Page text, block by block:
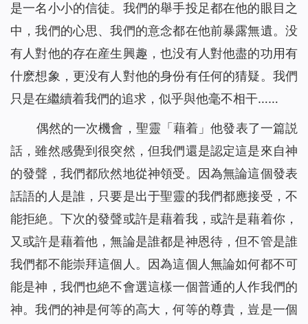
是一名小小的信徒。我們的舉手投足都在他的眼目之
中，我們的心思、我們的意念都在他前暴露無遺。没
有人對他的存在産生興趣，也没有人對他盡的功用有
什麽想象，更没有人對他的身份有任何的猜疑。我們
只是在繼續着我們的追求，似乎與他毫不相干……
偶然的一次機會，聖靈「藉着」他發表了一篇説
話，雖然感覺到很突然，但我們還是認定這是來自神
的發聲，我們都欣然地從神領受。因為無論這個發表
話語的人是誰，只要是出于聖靈的我們都應接受，不
能拒絶。下次的發聲或許是藉着我，或許是藉着你，
又或許是藉着他，無論是誰都是神恩待，但不管是誰
我們都不能崇拜這個人。因為這個人無論如何都不可
能是神，我們也絶不會選這樣一個普通的人作我們的
神。我們的神是何等的高大，何等的尊貴，豈是一個